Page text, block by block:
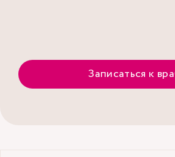
Записаться к